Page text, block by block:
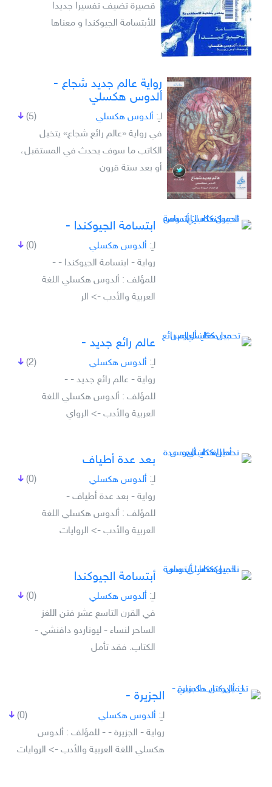
قصيرة تضيف تفسيرا جديدا
للأبتسامة الجيوكندا و معناها
رواية عالم جديد شجاع -
ألدوس هكسلي
(5) لـِ:ألدوس هكسلي
في رواية «عالم رائع شجاع» يتخيل
الكاتب ما سوف يحدث في المستقبل،
أو بعد ستة قرون
ابتسامة الجيوكندا -
(0) لـِ: ألدوس هكسلي
رواية - ابتسامة الجيوكندا - -
للمؤلف : ألدوس هكسلي اللغة
العربية والأدب -> الر
عالم رائع جديد -
(2) لـِ: ألدوس هكسلي
رواية - عالم رائع جديد - -
للمؤلف : ألدوس هكسلي اللغة
العربية والأدب -> الرواي
بعد عدة أطياف
(0) لـِ: ألدوس هكسلي
رواية - بعد عدة أطياف -
للمؤلف : ألدوس هكسلي اللغة
العربية والأدب -> الروايات
أبتسامة الجيوكندا
(0) لـِ: ألدوس هكسلي
في القرن التاسع عشر فتن اللغز
الساحر لنساء - ليوناردو دافنشي -
الكتاب. فقد تأمل
الجزيرة -
(0) لـِ: ألدوس هكسلي
رواية - الجزيرة - - للمؤلف : ألدوس
هكسلي اللغة العربية والأدب -> الروايات